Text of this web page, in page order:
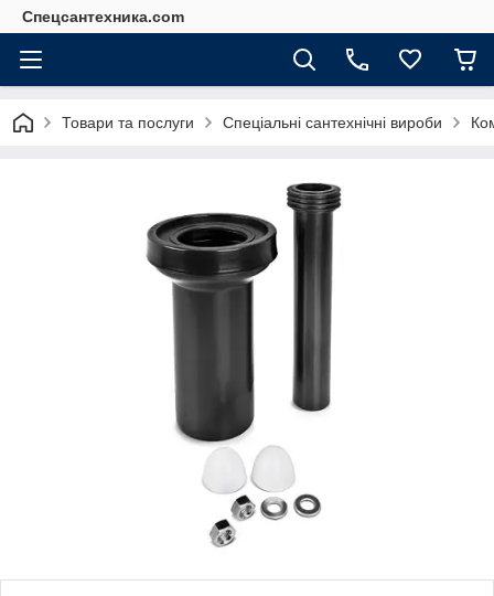
Спецсантехника.com
Товари та послуги Спеціальні сантехнічні вироби